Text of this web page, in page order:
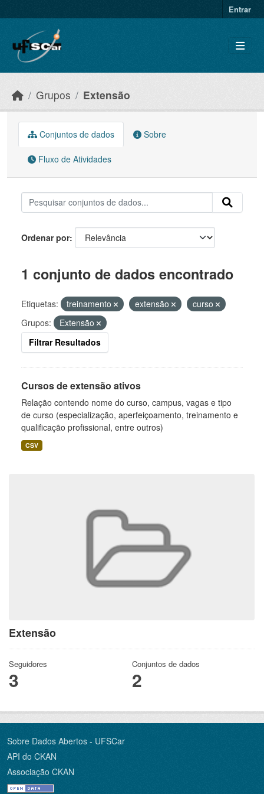
Entrar
Grupos Extensão
Extensão
Seguidores
3
Conjuntos de dados
2
Conjuntos de dados Sobre
Fluxo de Atividades
Ordenar por
1 conjunto de dados encontrado
Etiquetas: treinamento extensão
curso
Grupos:
Extensão
Filtrar Resultados
Cursos de extensão ativos
Relação contendo nome do curso, campus, vagas e tipo
de curso (especialização, aperfeiçoamento, treinamento e
qualificação profissional, entre outros)
CSV
Sobre Dados Abertos - UFSCar
API do CKAN
Associação CKAN